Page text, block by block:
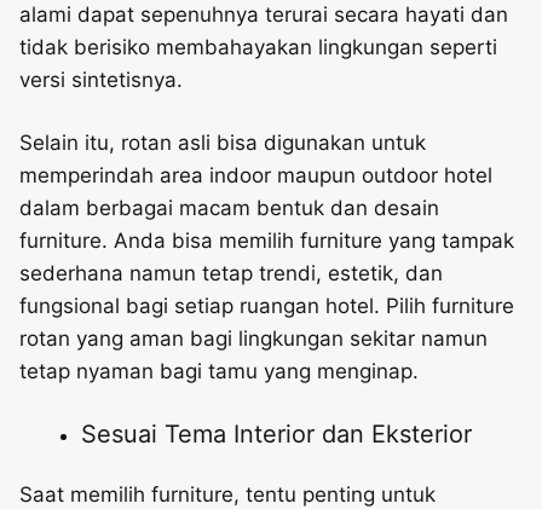
alami dapat sepenuhnya terurai secara hayati dan
tidak berisiko membahayakan lingkungan seperti
versi sintetisnya.
Selain itu, rotan asli bisa digunakan untuk
memperindah area indoor maupun outdoor hotel
dalam berbagai macam bentuk dan desain
furniture. Anda bisa memilih furniture yang tampak
sederhana namun tetap trendi, estetik, dan
fungsional bagi setiap ruangan hotel. Pilih furniture
rotan yang aman bagi lingkungan sekitar namun
tetap nyaman bagi tamu yang menginap.
Sesuai Tema Interior dan Eksterior
Saat memilih furniture, tentu penting untuk